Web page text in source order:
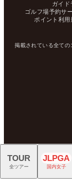
ガイド
ゴルフ場予約サ
ポイント利用
掲載されている全ての
TOUR
全ツアー
JLPGA
国内女子